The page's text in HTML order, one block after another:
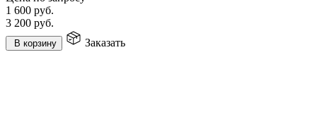
1 600 руб.
3 200 руб.
В корзину Заказать